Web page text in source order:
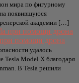
мира по фигурному
появившуюся
академии […]
при помощи дрона
удалось
Tesla Model X благодаря
В Tesla решили